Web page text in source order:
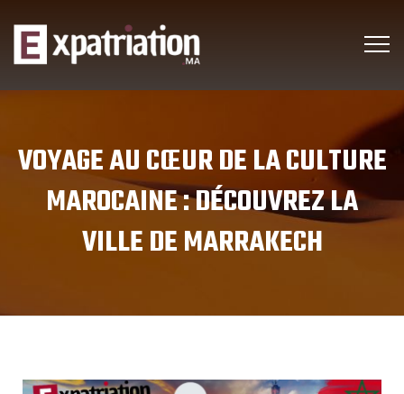
VOYAGE AU CŒUR DE LA CULTURE
MAROCAINE : DÉCOUVREZ LA
VILLE DE MARRAKECH